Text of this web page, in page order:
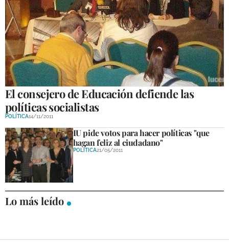
El consejero de Educación defiende las
políticas socialistas
POLÍTICA14/11/2011
IU pide votos para hacer políticas "que
hagan feliz al ciudadano"
POLÍTICA21/05/2011
Lo más leído